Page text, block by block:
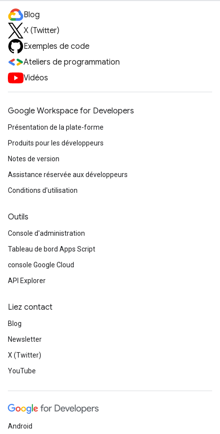
Blog
X (Twitter)
Exemples de code
Ateliers de programmation
Vidéos
Google Workspace for Developers
Présentation de la plate-forme
Produits pour les développeurs
Notes de version
Assistance réservée aux développeurs
Conditions d'utilisation
Outils
Console d'administration
Tableau de bord Apps Script
console Google Cloud
API Explorer
Liez contact
Blog
Newsletter
X (Twitter)
YouTube
Android